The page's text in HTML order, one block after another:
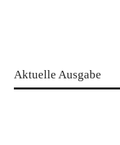
Aktuelle Ausgabe